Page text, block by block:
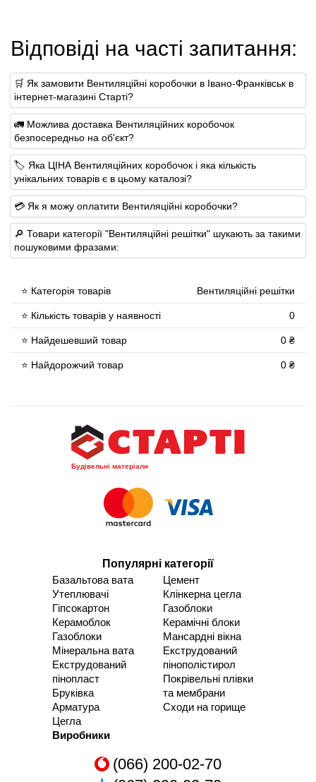
Відповіді на часті запитання:
🛒 Як замовити Вентиляційні коробочки в Івано-Франківськ в
інтернет-магазині Старті?
🚛 Можлива доставка Вентиляційних коробочок
безпосередньо на об'єкт?
🏷 Яка ЦІНА Вентиляційних коробочок і яка кількість
унікальних товарів є в цьому каталозі?
💳 Як я можу оплатити Вентиляційні коробочки?
🔎 Товари категорії "Вентиляційні решітки" шукають за такими
пошуковими фразами:
⭐ Категорія товарів Вентиляційні решітки
⭐ Кількість товарів у наявності 0
⭐ Найдешевший товар 0 ₴
⭐ Найдорожчий товар 0 ₴
Будівельні матеріали
Популярні категорії
Базальтова вата
Утеплювачі
Гіпсокартон
Керамоблок
Газоблоки
Мінеральна вата
Екструдований
пінопласт
Бруківка
Арматура
Цегла
Цемент
Клінкерна цегла
Газоблоки
Керамічні блоки
Мансардні вікна
Екструдований
пінополістирол
Покрівельні плівки
та мембрани
Сходи на горище
Виробники
(066) 200-02-70